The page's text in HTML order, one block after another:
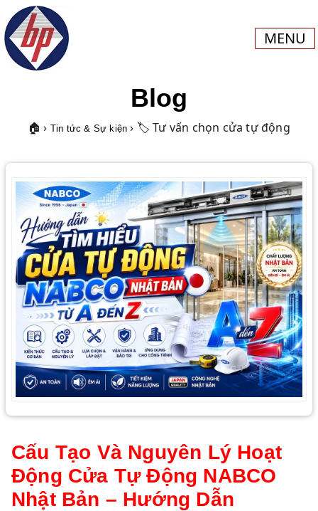
MENU
Blog
🏠 › Tin tức & Sự kiện › 🏷️ Tư vấn chọn cửa tự động
Cấu Tạo Và Nguyên Lý Hoạt
Động Cửa Tự Động NABCO
Nhật Bản – Hướng Dẫn